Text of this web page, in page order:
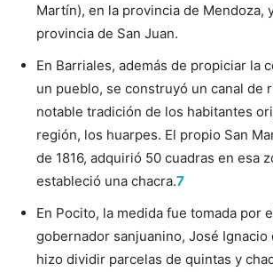
Martín), en la provincia de Mendoza,
provincia de San Juan.
En Barriales, además de propiciar la
un pueblo, se construyó un canal de
notable tradición de los habitantes
región, los huarpes. El propio San
de 1816, adquirió 50 cuadras en esa
estableció una chacra.7
En Pocito, la medida fue tomada por
gobernador sanjuanino, José Ignacio
hizo dividir parcelas de quintas y